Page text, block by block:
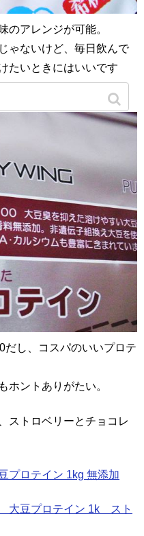
のアレンジが可能。
ゃないけど、毎日飲んで
たいときにはいいです
だし、コスパのいいプロテ
ホントありがたい。
ストロベリーとチョコレ
プロテイン 1kg 無添加
大豆プロテイン 1k スト